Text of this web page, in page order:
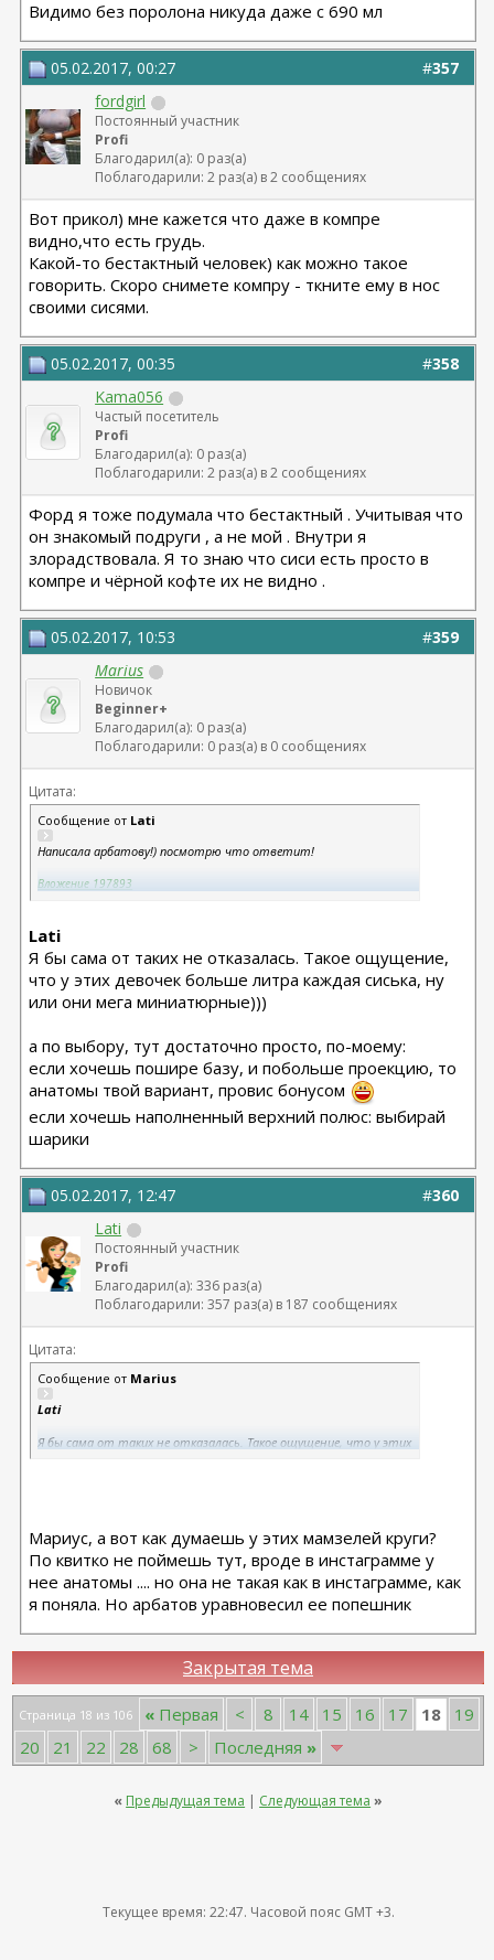
Видимо без поролона никуда даже с 690 мл
#357
05.02.2017, 00:27
fordgirl
Постоянный участник
Profi
Благодарил(а): 0 раз(а)
Поблагодарили: 2 раз(а) в 2 сообщениях
Вот прикол) мне кажется что даже в компре
видно,что есть грудь.
Какой-то бестактный человек) как можно такое
говорить. Скоро снимете компру - ткните ему в нос
своими сисями.
#358
05.02.2017, 00:35
Kama056
Частый посетитель
Profi
Благодарил(а): 0 раз(а)
Поблагодарили: 2 раз(а) в 2 сообщениях
Форд я тоже подумала что бестактный . Учитывая что
он знакомый подруги , а не мой . Внутри я
злорадствовала. Я то знаю что сиси есть просто в
компре и чёрной кофте их не видно .
#359
05.02.2017, 10:53
Marius
Новичок
Beginner+
Благодарил(а): 0 раз(а)
Поблагодарили: 0 раз(а) в 0 сообщениях
Цитата:
Сообщение от Lati
Написала арбатову!) посмотрю что ответит!
Вложение 197893
мечтаааа
Lati
Я бы сама от таких не отказалась. Такое ощущение,
что у этих девочек больше литра каждая сиська, ну
или они мега миниатюрные)))
а по выбору, тут достаточно просто, по-моему:
если хочешь пошире базу, и побольше проекцию, то
анатомы твой вариант, провис бонусом
если хочешь наполненный верхний полюс: выбирай
шарики
#360
05.02.2017, 12:47
Lati
Постоянный участник
Profi
Благодарил(а): 336 раз(а)
Поблагодарили: 357 раз(а) в 187 сообщениях
Цитата:
Сообщение от Marius
Lati
Я бы сама от таких не отказалась. Такое ощущение, что у этих
а по выбору, тут достаточно просто, по-моему:
если хочешь пошире базу, и побольше проекцию, то анатомы
если хочешь наполненный верхний полюс: выбирай шарики
Мариус, а вот как думаешь у этих мамзелей круги?
По квитко не поймешь тут, вроде в инстаграмме у
нее анатомы .... но она не такая как в инстаграмме, как
я поняла. Но арбатов уравновесил ее попешник
Закрытая тема
Страница 18 из 106 « Первая < 8 14 15 16 17 18
19
20
21 22 28 68 > Последняя »
« Предыдущая тема | Следующая тема »
Текущее время: 22:47. Часовой пояс GMT +3.